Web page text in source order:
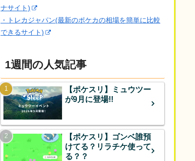
ナサイト)
・トレカジャパン(最新のポケカの相場を簡単に比較
できるサイト)
1週間の人気記事
【ポケスリ】ミュウツー
が9月に登場!!
【ポケスリ】ゴンベ誰預
けてる？リラチケ使って
る？？